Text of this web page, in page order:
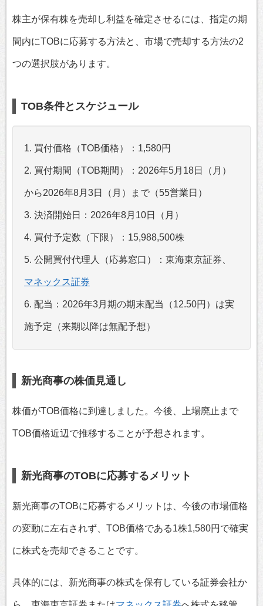
株主が保有株を売却し利益を確定させるには、指定の期
間内にTOBに応募する方法と、市場で売却する方法の2
つの選択肢があります。
TOB条件とスケジュール
1. 買付価格（TOB価格）：1,580円
2. 買付期間（TOB期間）：2026年5月18日（月）
から2026年8月3日（月）まで（55営業日）
3. 決済開始日：2026年8月10日（月）
4. 買付予定数（下限）：15,988,500株
5. 公開買付代理人（応募窓口）：東海東京証券、
マネックス証券
6. 配当：2026年3月期の期末配当（12.50円）は実
施予定（来期以降は無配予想）
新光商事の株価見通し
株価がTOB価格に到達しました。今後、上場廃止まで
TOB価格近辺で推移することが予想されます。
新光商事のTOBに応募するメリット
新光商事のTOBに応募するメリットは、今後の市場価格
の変動に左右されず、TOB価格である1株1,580円で確実
に株式を売却できることです。
具体的には、新光商事の株式を保有している証券会社か